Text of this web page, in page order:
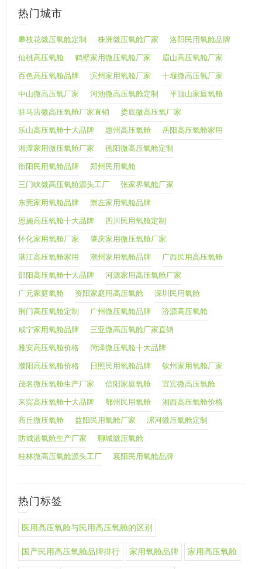
热门城市
攀枝花微压氧舱定制 株洲微压氧舱厂家 洛阳民用氧舱品牌
仙桃高压氧舱 鹤壁家用微压氧舱厂家 眉山高压氧舱厂家
百色高压氧舱品牌 滨州家用氧舱厂家 十堰微高压氧厂家
中山微高压氧厂家 河池微高压氧舱定制 平顶山家庭氧舱
驻马店微高压氧舱厂家直销 娄底微高压氧厂家
乐山高压氧舱十大品牌 惠州高压氧舱 岳阳高压氧舱家用
湘潭家用微压氧舱厂家 德阳微高压氧舱定制
衡阳民用氧舱品牌 郑州民用氧舱
三门峡微高压氧舱源头工厂 张家界氧舱厂家
东莞家用氧舱品牌 崇左家用氧舱品牌
恩施高压氧舱十大品牌 四川民用氧舱定制
怀化家用氧舱厂家 肇庆家用微压氧舱厂家
湛江高压氧舱家用 潮州家用氧舱品牌 广西民用高压氧舱
邵阳高压氧舱十大品牌 河源家用高压氧舱厂家
广元家庭氧舱 资阳家庭用高压氧舱 深圳民用氧舱
荆门高压氧舱定制 广州微压氧舱品牌 济源高压氧舱
咸宁家用氧舱品牌 三亚微高压氧舱厂家直销
雅安高压氧舱价格 菏泽微压氧舱十大品牌
濮阳高压氧舱价格 日照民用氧舱品牌 钦州家用氧舱厂家
茂名微压氧舱生产厂家 信阳家庭氧舱 宜宾微高压氧舱
来宾高压氧舱十大品牌 鄂州民用氧舱 湘西高压氧舱价格
商丘微压氧舱 益阳民用氧舱厂家 漯河微压氧舱定制
防城港氧舱生产厂家 聊城微压氧舱
桂林微高压氧舱源头工厂 襄阳民用氧舱品牌
热门标签
医用高压氧舱与民用高压氧舱的区别
国产民用高压氧舱品牌排行 家用氧舱品牌 家用高压氧舱